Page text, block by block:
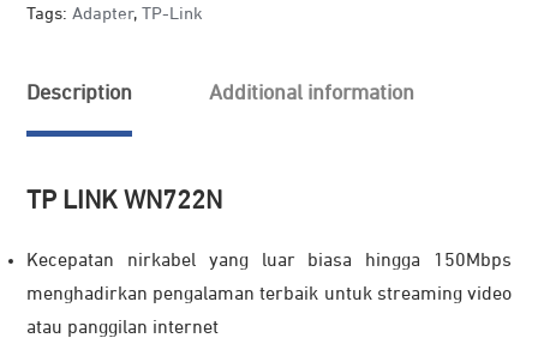
Tags: Adapter, TP-Link
Description Additional information
TP LINK WN722N
Kecepatan nirkabel yang luar biasa hingga 150Mbps
menghadirkan pengalaman terbaik untuk streaming video
atau panggilan internet